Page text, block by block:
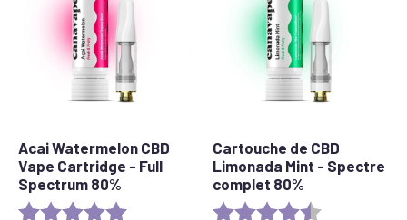
£49.99.
Acai Watermelon CBD
Vape Cartridge - Full
Spectrum 80%
Evaluation : 5.0 sur 5 étoiles
Cartouche de CBD
Limonada Mint - Spectre
complet 80%
Evaluation :